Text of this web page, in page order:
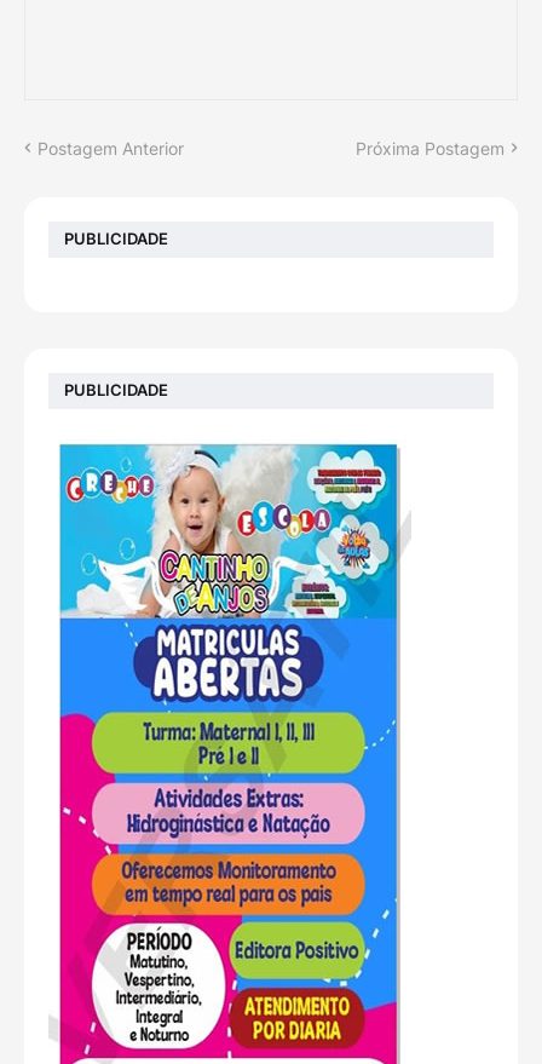
Postagem Anterior Próxima Postagem
PUBLICIDADE
PUBLICIDADE